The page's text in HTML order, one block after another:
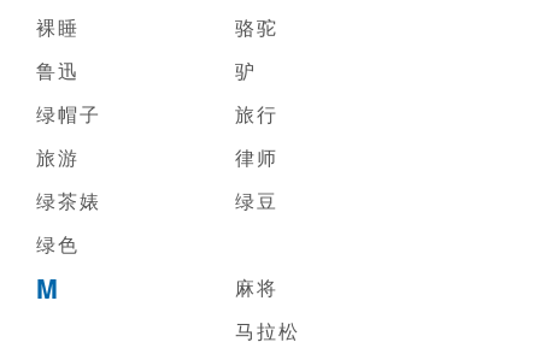
裸睡
骆驼
鲁迅
驴
绿帽子
旅行
旅游
律师
绿茶婊
绿豆
绿色
M
麻将
马拉松